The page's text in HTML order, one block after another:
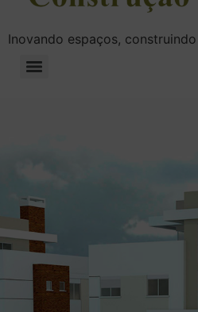
Inovando espaços,